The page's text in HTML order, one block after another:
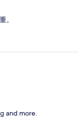
。
and more.